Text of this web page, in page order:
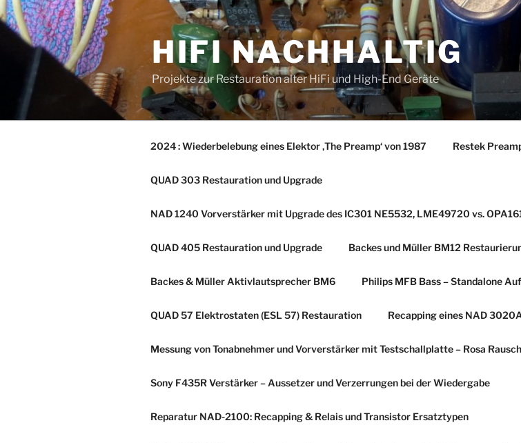
Zum
Inhalt
springen
HIFI NACHHALTIG
Projekte zur Restauration alter HiFi und High-End Geräte
2024 : Wiederbelebung eines Elektor ‚The Preamp‘ von 1987 Restek
QUAD 303 Restauration und Upgrade
NAD 1240 Vorverstärker mit Upgrade des IC301 NE5532, LME49720 vs.
QUAD 405 Restauration und Upgrade Backes und Müller BM12
Backes & Müller Aktivlautsprecher BM6 Philips MFB Bass – Standalone
QUAD 57 Elektrostaten (ESL 57) Restauration Recapping eines NAD
Messung von Tonabnehmer und Vorverstärker mit Testschallplatte – Rosa
Sony F435R Verstärker – Aussetzer und Verzerrungen bei der Wiedergabe
Reparatur NAD-2100: Recapping & Relais und Transistor Ersatztypen